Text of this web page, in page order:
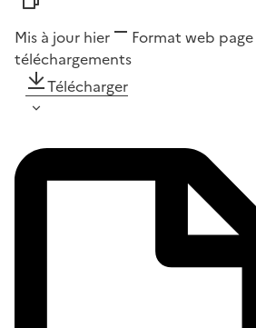
Mis à jour hier Format web page
téléchargements
Télécharger